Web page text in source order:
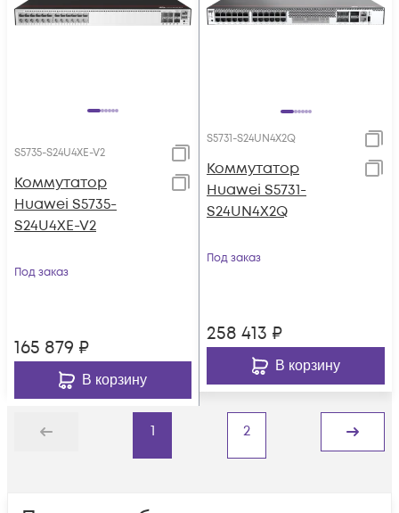
S5735-S24U4XE-V2
Коммутатор
Huawei S5735-
S24U4XE-V2
Под заказ
165 879 ₽
В корзину
S5731-S24UN4X2Q
Коммутатор
Huawei S5731-
S24UN4X2Q
Под заказ
258 413 ₽
В корзину
Назад
1 2
Дальше